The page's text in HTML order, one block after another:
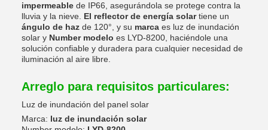
impermeable de IP66, asegurándola se protege contra la
lluvia y la nieve. El reflector de energía solartiene un
ángulo de haz de 120°, y su marca es luz de inundación
solar y Number modelo es LYD-8200, haciéndole una
solución confiable y duradera para cualquier necesidad de
iluminación al aire libre.
Arreglo para requisitos particulares:
Luz de inundación del panel solar
Marca: luz de inundación solar